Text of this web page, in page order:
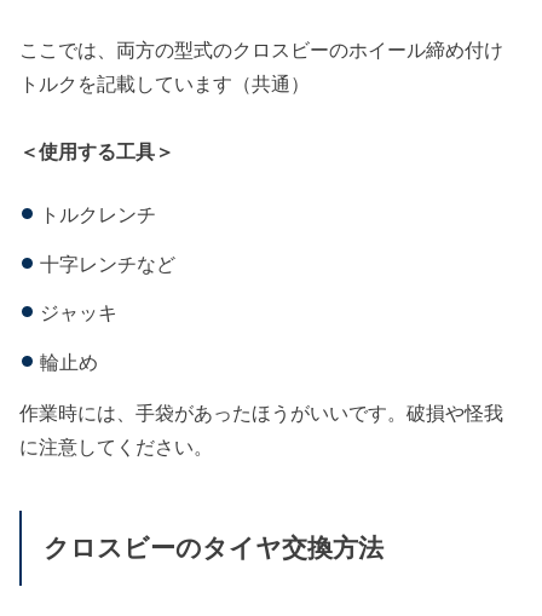
ここでは、両方の型式のクロスビーのホイール締め付け
トルクを記載しています（共通）
＜使用する工具＞
トルクレンチ
十字レンチなど
ジャッキ
輪止め
作業時には、手袋があったほうがいいです。破損や怪我
に注意してください。
クロスビーのタイヤ交換方法